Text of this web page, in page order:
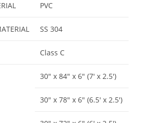
PVC
SS 304
Class C
30″ x 84″ x 6″ (7′ x 2.5′)
30″ x 78″ x 6″ (6.5′ x 2.5′)